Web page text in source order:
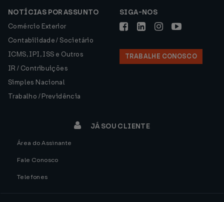
NOTÍCIAS POR ASSUNTO
Comércio Exterior
Contabilidade / Societário
ICMS, IPI, ISS e Outros
IR / Contribuições
Simples Nacional
Trabalho / Previdência
SIGA-NOS
TRABALHE CONOSCO
JÁ SOU CLIENTE
Área do Assinante
Fale Conosco
Telefones